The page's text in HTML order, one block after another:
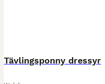
Tävlingsponny dressyr